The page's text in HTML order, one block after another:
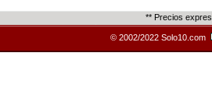
** Precios
© 2002/2022 Solo10.com